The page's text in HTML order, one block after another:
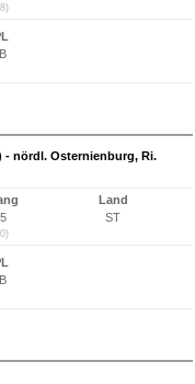
- nördl. Osternienburg, Ri.
Land
ST